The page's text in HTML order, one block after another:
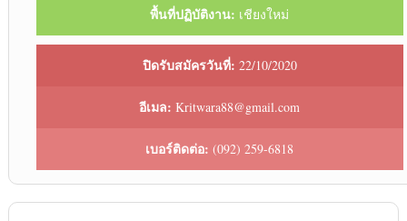
พื้นที่ปฏิบัติงาน: เชียงใหม่
ปิดรับสมัครวันที่: 22/10/2020
อีเมล: Kritwara88@gmail.com
เบอร์ติดต่อ: (092) 259-6818